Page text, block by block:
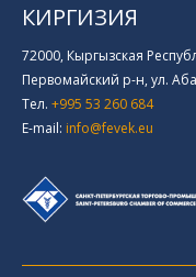
КИРГИЗИЯ
72000, Кыргызская
Первомайский р-н, ул.
Тел. +995 53 260 684
E-mail: info@fevek.eu